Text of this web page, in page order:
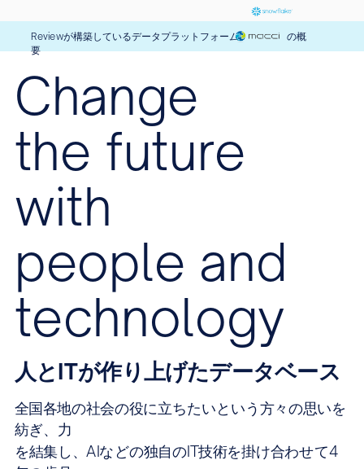
Reviewが構築しているデータプラットフォーム の概
要
Change
the future
with
people and
technology
人とITが作り上げたデータベース
全国各地の社会の役に立ちたいという方々の思いを
紡ぎ、力
を結集し、AIなどの独自のIT技術を掛け合わせて4